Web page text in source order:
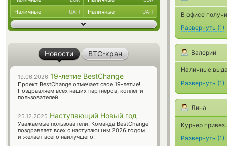
В офисе
Развернуть (1)
Валерий
Наличные
Развернуть (1)
Лина
Курьер
Развернуть (1)
Наличные UAH Наличные UAH
Новости BTC-кран
19.06.2026 19-летие BestChange
Проект BestChange отмечает свое 19-летие!
Поздравляем всех наших партнеров, коллег и
пользователей.
25.12.2025 Наступающий Новый год
Уважаемые пользователи! Команда BestChange
поздравляет всех с наступающим 2026 годом
и желает всего наилучшего!